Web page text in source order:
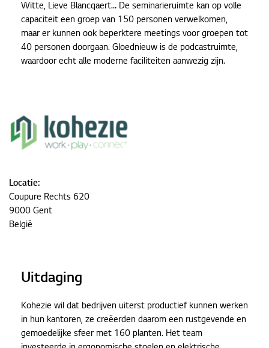
Witte, Lieve Blancqaert… De seminarieruimte kan op volle
capaciteit een groep van 150 personen verwelkomen,
maar er kunnen ook beperktere meetings voor groepen tot
40 personen doorgaan. Gloednieuw is de podcastruimte,
waardoor echt alle moderne faciliteiten aanwezig zijn.
Locatie:
Coupure Rechts 620
9000 Gent
België
Uitdaging
Kohezie wil dat bedrijven uiterst productief kunnen werken
in hun kantoren, ze creëerden daarom een rustgevende en
gemoedelijke sfeer met 160 planten. Het team